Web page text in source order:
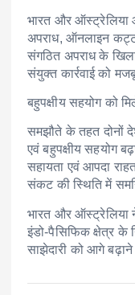
भारत और ऑस्ट्रेलिया
अपराध, ऑनलाइन
संगठित अपराध के
संयुक्त कार्रवाई को
बहुपक्षीय सहयोग को
समझौते के तहत दोनों
एवं बहुपक्षीय सहयोग
सहायता एवं आपदा
संकट की स्थिति में
भारत और ऑस्ट्रेलिया
इंडो-पैसिफिक क्षेत्र के
साझेदारी को आगे बढ़ाने